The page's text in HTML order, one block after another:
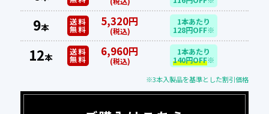
9本 送料
無料
5,320円
(税込)
1本あたり
128円OFF※
12本 送料
無料
6,960円
(税込)
1本あたり
140円OFF※
※3本入製品を基準とした割引価格